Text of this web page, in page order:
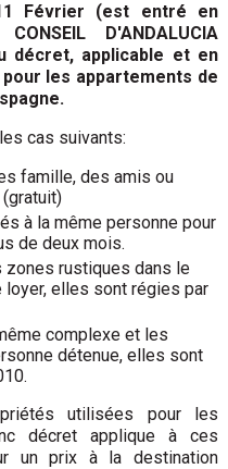
Février (est entré en
D'ANDALUCIA
décret, applicable et en
les appartements de
cas suivants:
famille, des amis ou
à la même personne pour
de deux mois.
rustiques dans le
elles sont régies par
complexe et les
détenue, elles sont
utilisées pour les
décret applique à ces
un prix à la destination